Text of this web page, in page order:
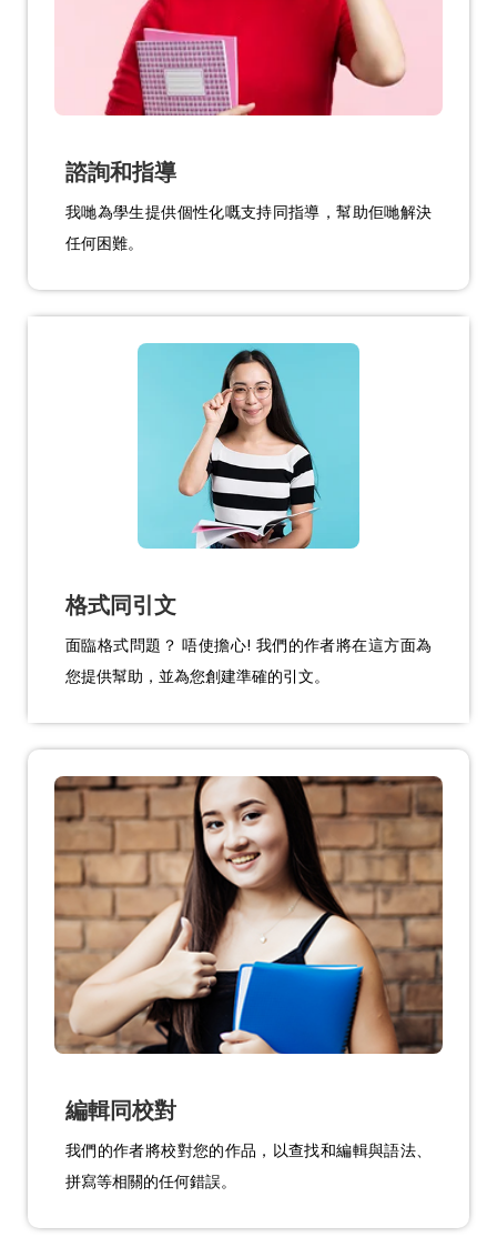
諮詢和指導
我哋為學生提供個性化嘅支持同指導，幫助佢哋解決
任何困難。
格式同引文
面臨格式問題？ 唔使擔心! 我們的作者將在這方面為
您提供幫助，並為您創建準確的引文。
編輯同校對
我們的作者將校對您的作品，以查找和編輯與語法、
拼寫等相關的任何錯誤。